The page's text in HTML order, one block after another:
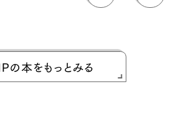
の本をもっとみる